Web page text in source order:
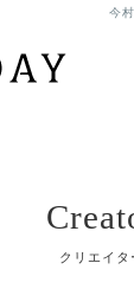
今
クリエイタ